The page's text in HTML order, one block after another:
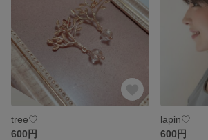
tree♡
600円
lapin♡
600円